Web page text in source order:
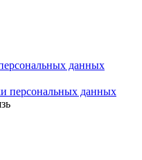
данных
персональных данных